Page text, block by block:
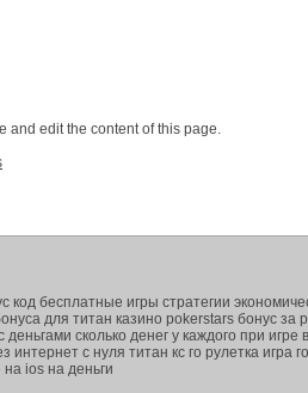
and edit the content of this page.
бесплатные игры стратегии
для титан казино pokerstars бонус за
сколько денег у каждого при
с нуля титан кс го рулетка игра
ios на деньги